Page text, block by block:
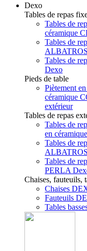
Dexo
Tables de repas
Tables de
céramique
Tables de
Tables de
Dexo
Pieds de table
Piètement
céramique
extérieur
Tables de repas
Tables de
en
Tables de
Tables de
PERLA
Chaises, fauteuils,
Chaises
Fauteuils
Tables